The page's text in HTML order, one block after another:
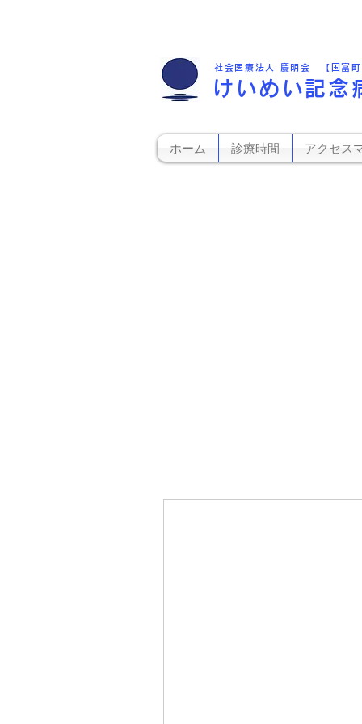
社会医療法人 慶明会 【国富
けいめい記念
ホーム 診療時間 アクセス